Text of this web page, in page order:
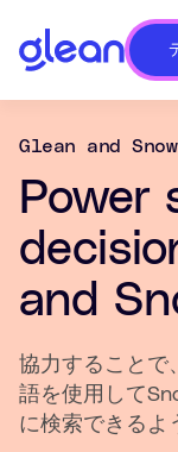
Glean and
Power
and
協力することで
語を使用して
に検索できるよ